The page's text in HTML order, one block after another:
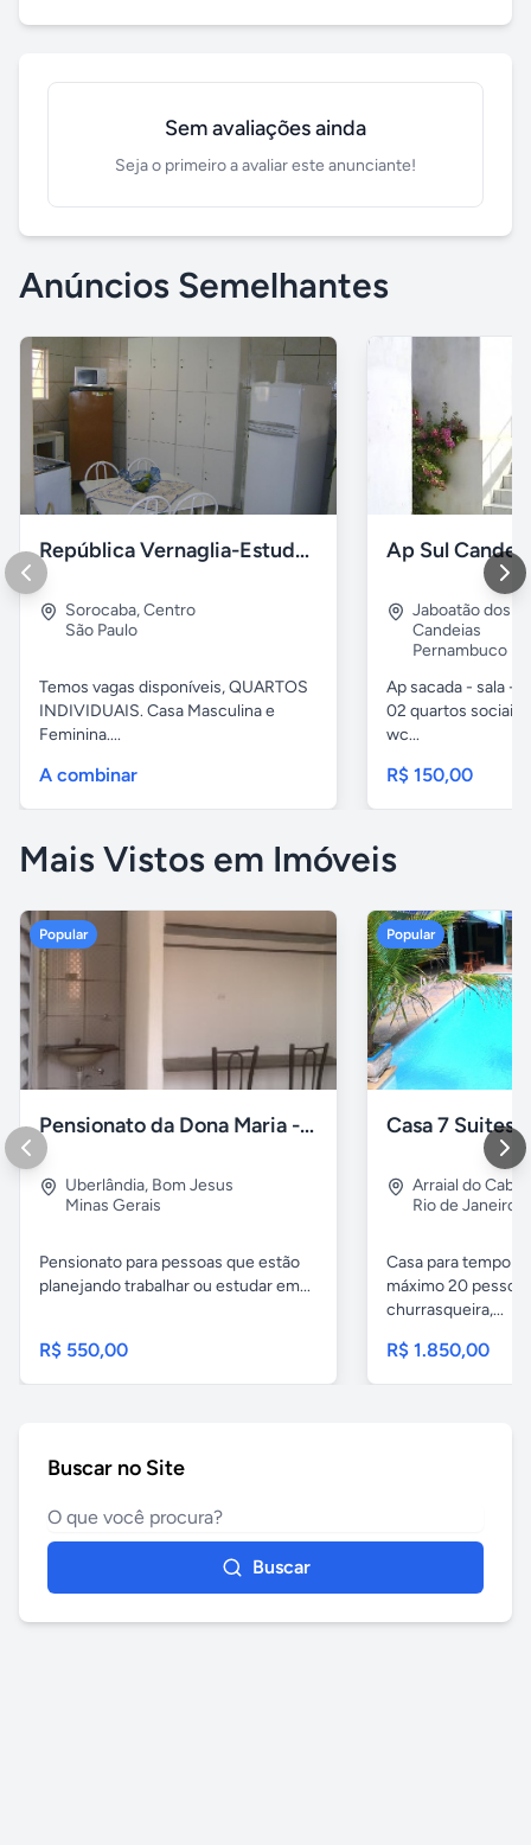
Sem avaliações ainda
Seja o primeiro a avaliar este anunciante!
Anúncios Semelhantes
República Vernaglia-Estudantes e ou Trabalhadores
Sorocaba,Centro
São Paulo
Temos vagas disponíveis, QUARTOS
INDIVIDUAIS. Casa Masculina e
Feminina....
A combinar
Ap Sul
Jaboatão dos
Candeias
Pernambuco
Ap sacada - sala -
02 quartos
wc...
R$ 150,00
Mais Vistos em Imóveis
Popular
Pensionato da Dona Maria - Uberlândia/MG
Uberlândia, Bom Jesus
Minas Gerais
Pensionato para pessoas que estão
planejando trabalhar ou estudar em...
R$ 550,00
Popular
Arraial do Cabo
Rio de Janeiro
Casa para
máximo 20
churrasqueira,...
R$ 1.850,00
Buscar no Site
Buscar